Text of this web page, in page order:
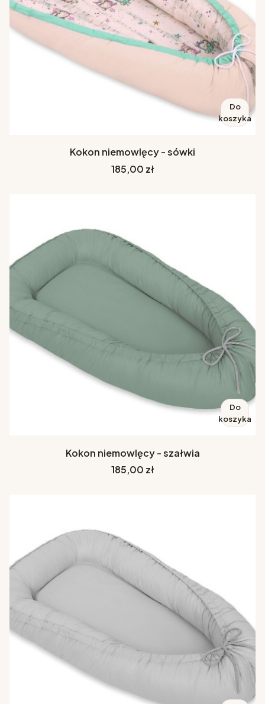
Do
koszyka
Kokon niemowlęcy - sówki
Cena
185,00 zł
Do
koszyka
Kokon niemowlęcy - szałwia
Cena
185,00 zł